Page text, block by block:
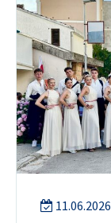
11.06.2026